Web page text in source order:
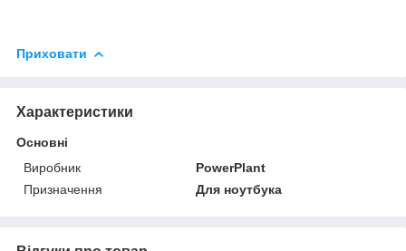
Приховати
Характеристики
Основні
Виробник
PowerPlant
Призначення
Для ноутбука